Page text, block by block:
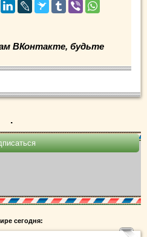
ВКонтакте, будьте
.
сегодня: